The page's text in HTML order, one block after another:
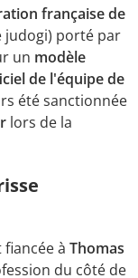
française de
judogi) porté par
un modèle
de l'équipe de
été sanctionnée
lors de la
fiancée à Thomas
du côté de